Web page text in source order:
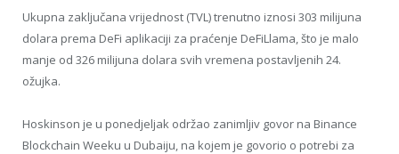
Ukupna zaključana vrijednost (TVL) trenutno iznosi 303 milijuna
dolara prema DeFi aplikaciji za praćenje DeFiLlama, što je malo
manje od 326 milijuna dolara svih vremena postavljenih 24.
ožujka.
Hoskinson je u ponedjeljak održao zanimljiv govor na Binance
Blockchain Weeku u Dubaiju, na kojem je govorio o potrebi za